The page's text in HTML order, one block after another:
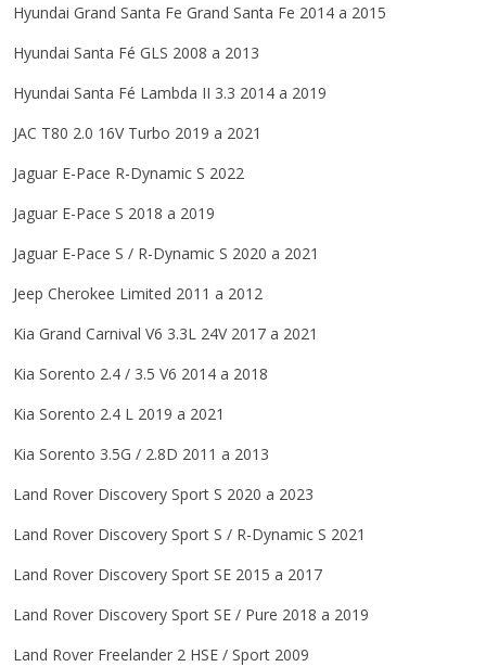
Hyundai Grand Santa Fe Grand Santa Fe 2014 a 2015
Hyundai Santa Fé GLS 2008 a 2013
Hyundai Santa Fé Lambda II 3.3 2014 a 2019
JAC T80 2.0 16V Turbo 2019 a 2021
Jaguar E-Pace R-Dynamic S 2022
Jaguar E-Pace S 2018 a 2019
Jaguar E-Pace S / R-Dynamic S 2020 a 2021
Jeep Cherokee Limited 2011 a 2012
Kia Grand Carnival V6 3.3L 24V 2017 a 2021
Kia Sorento 2.4 / 3.5 V6 2014 a 2018
Kia Sorento 2.4 L 2019 a 2021
Kia Sorento 3.5G / 2.8D 2011 a 2013
Land Rover Discovery Sport S 2020 a 2023
Land Rover Discovery Sport S / R-Dynamic S 2021
Land Rover Discovery Sport SE 2015 a 2017
Land Rover Discovery Sport SE / Pure 2018 a 2019
Land Rover Freelander 2 HSE / Sport 2009